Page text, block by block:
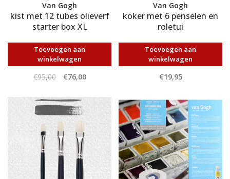
Van Gogh
kist met 12 tubes olieverf
starter box XL
Toevoegen aan
winkelwagen
€95,00 €76,00
Van Gogh
koker met 6 penselen en
roletui
Toevoegen aan
winkelwagen
€19,95